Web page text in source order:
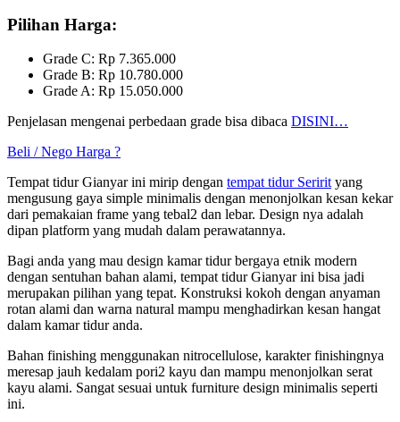
Pilihan Harga:
Grade C: Rp 7.365.000
Grade B: Rp 10.780.000
Grade A: Rp 15.050.000
Penjelasan mengenai perbedaan grade bisa dibaca DISINI…
Beli / Nego Harga ?
Tempat tidur Gianyar ini mirip dengan tempat tidur Seririt yang
mengusung gaya simple minimalis dengan menonjolkan kesan kekar
dari pemakaian frame yang tebal2 dan lebar. Design nya adalah
dipan platform yang mudah dalam perawatannya.
Bagi anda yang mau design kamar tidur bergaya etnik modern
dengan sentuhan bahan alami, tempat tidur Gianyar ini bisa jadi
merupakan pilihan yang tepat. Konstruksi kokoh dengan anyaman
rotan alami dan warna natural mampu menghadirkan kesan hangat
dalam kamar tidur anda.
Bahan finishing menggunakan nitrocellulose, karakter finishingnya
meresap jauh kedalam pori2 kayu dan mampu menonjolkan serat
kayu alami. Sangat sesuai untuk furniture design minimalis seperti
ini.